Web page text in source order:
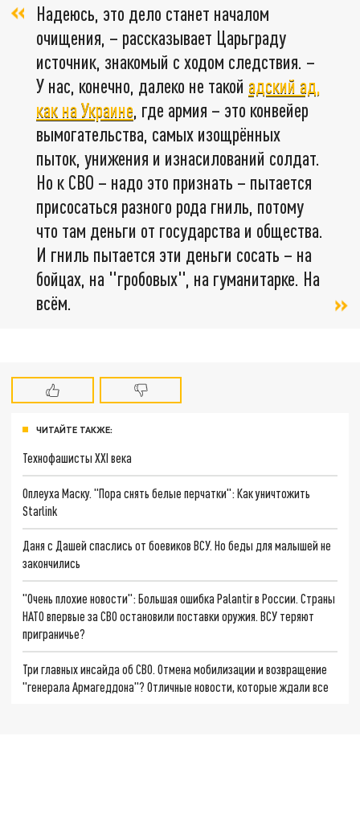
Надеюсь, это дело станет началом
очищения, – рассказывает Царьграду
источник, знакомый с ходом следствия. –
У нас, конечно, далеко не такой адский ад,
как на Украине , где армия – это конвейер
вымогательства, самых изощрённых
пыток, унижения и изнасилований солдат.
Но к СВО – надо это признать – пытается
присосаться разного рода гниль, потому
что там деньги от государства и общества.
И гниль пытается эти деньги сосать – на
бойцах, на "гробовых", на гуманитарке. На
всём.
ЧИТАЙТЕ ТАКЖЕ:
Технофашисты XXI века
Оплеуха Маску. "Пора снять белые перчатки": Как уничтожить
Starlink
Даня с Дашей спаслись от боевиков ВСУ. Но беды для малышей не
закончились
"Очень плохие новости": Большая ошибка Palantir в России. Страны
НАТО впервые за СВО остановили поставки оружия. ВСУ теряют
приграничье?
Три главных инсайда об СВО. Отмена мобилизации и возвращение
"генерала Армагеддона"? Отличные новости, которые ждали все